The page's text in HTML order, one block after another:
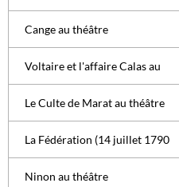
Cange au théâtre
Voltaire et l'affaire Calas au
Le Culte de Marat au théâtre
La Fédération (14 juillet 1790
Ninon au théâtre